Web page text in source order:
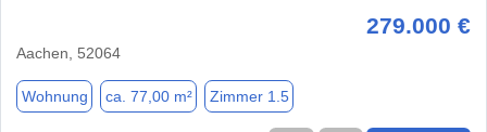
279.000 €
Aachen, 52064
Wohnung ca. 77,00 m² Zimmer 1.5